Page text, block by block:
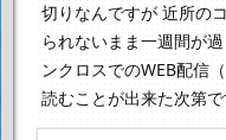
切りなんですが 近所の
られないまま一週間が
ンクロスでのWEB配信
読むことが出来た次第で